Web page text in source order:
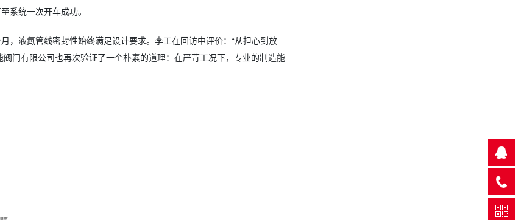
系统一次开车成功。
，液氮管线密封性始终满足设计要求。李工在回访中评价：“从担心到放
门有限公司也再次验证了一个朴素的道理：在严苛工况下，专业的制造能